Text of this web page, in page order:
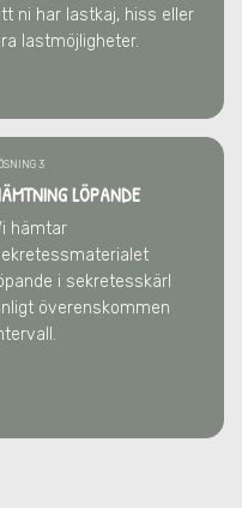
ni har lastkaj, hiss eller
lastmöjligheter.
3
LÖPANDE
hämtar
i sekretesskärl
överenskommen